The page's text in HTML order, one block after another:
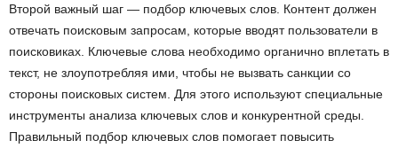
Второй важный шаг — подбор ключевых слов. Контент должен
отвечать поисковым запросам, которые вводят пользователи в
поисковиках. Ключевые слова необходимо органично вплетать в
текст, не злоупотребляя ими, чтобы не вызвать санкции со
стороны поисковых систем. Для этого используют специальные
инструменты анализа ключевых слов и конкурентной среды.
Правильный подбор ключевых слов помогает повысить